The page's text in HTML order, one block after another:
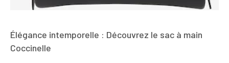
Élégance intemporelle : Découvrez le sac à main
Coccinelle